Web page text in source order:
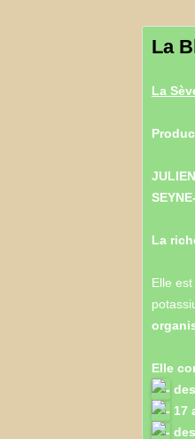
La
La
La
Elle
Elle
17